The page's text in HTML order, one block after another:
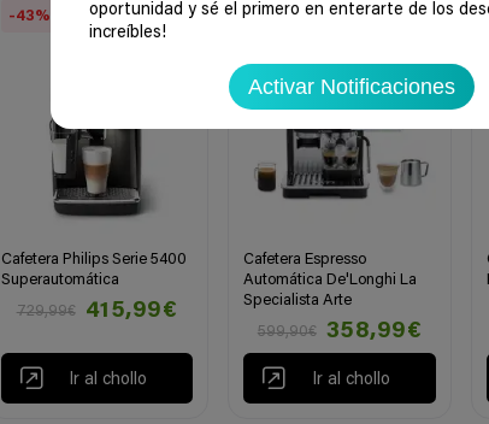
oportunidad y sé el primero en enterarte de los
increíbles!
Activar Notificaciones
-43%
Cafetera Philips Serie 5400
Superautomática
729,99€
415,99€
Ir al chollo
-40%
Cafetera Espresso
Automática De'Longhi La
Specialista Arte
599,90€
358,99€
Ir al chollo